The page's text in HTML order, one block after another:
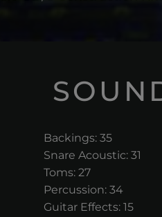
Backings: 35
Snare Acoustic: 31
Toms: 27
Percussion: 34
Guitar Effects: 15